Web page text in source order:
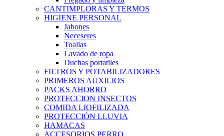
CANTIMPLORAS Y TERMOS
HIGIENE PERSONAL
Jabones
Neceseres
Toallas
Lavado de ropa
Duchas portatiles
FILTROS Y POTABILIZADORES
PRIMEROS AUXILIOS
PACKS AHORRO
PROTECCION INSECTOS
COMIDA LIOFILIZADA
PROTECCIÓN LLUVIA
HAMACAS
ACCESORIOS PERRO